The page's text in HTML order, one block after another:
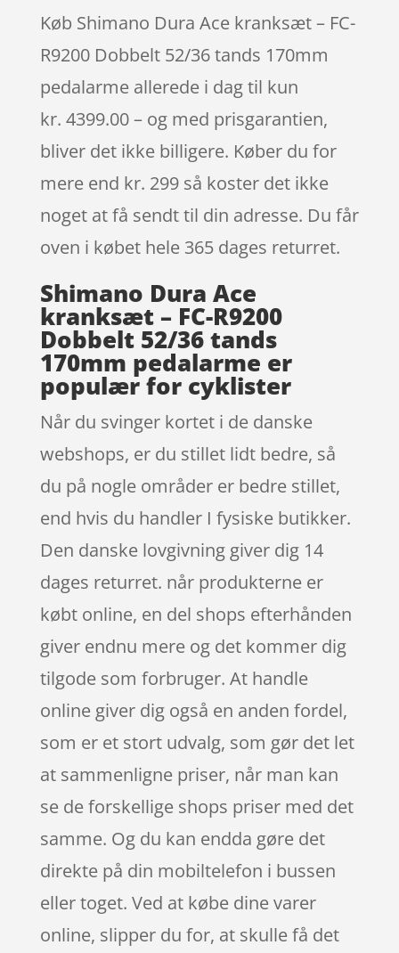
Køb Shimano Dura Ace kranksæt – FC-
R9200 Dobbelt 52/36 tands 170mm
pedalarme allerede i dag til kun
kr. 4399.00 – og med prisgarantien,
bliver det ikke billigere. Køber du for
mere end kr. 299 så koster det ikke
noget at få sendt til din adresse. Du får
oven i købet hele 365 dages returret.
Shimano Dura Ace
kranksæt – FC-R9200
Dobbelt 52/36 tands
170mm pedalarme er
populær for cyklister
Når du svinger kortet i de danske
webshops, er du stillet lidt bedre, så
du på nogle områder er bedre stillet,
end hvis du handler I fysiske butikker.
Den danske lovgivning giver dig 14
dages returret. når produkterne er
købt online, en del shops efterhånden
giver endnu mere og det kommer dig
tilgode som forbruger. At handle
online giver dig også en anden fordel,
som er et stort udvalg, som gør det let
at sammenligne priser, når man kan
se de forskellige shops priser med det
samme. Og du kan endda gøre det
direkte på din mobiltelefon i bussen
eller toget. Ved at købe dine varer
online, slipper du for, at skulle få det